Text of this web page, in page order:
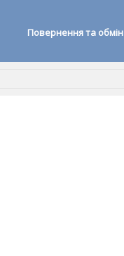
Повернення та обмін